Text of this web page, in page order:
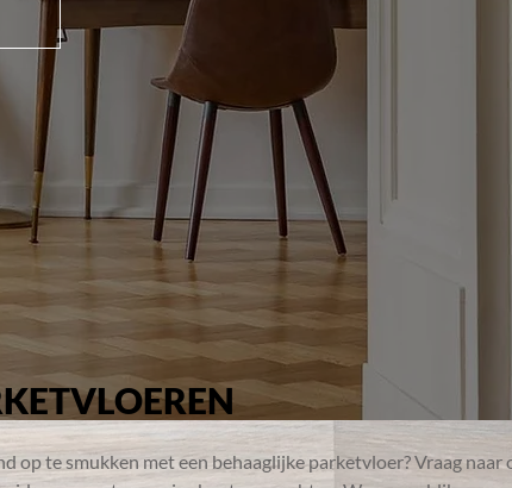
op te smukken met een behaaglijke parketvloer? Vraag naar